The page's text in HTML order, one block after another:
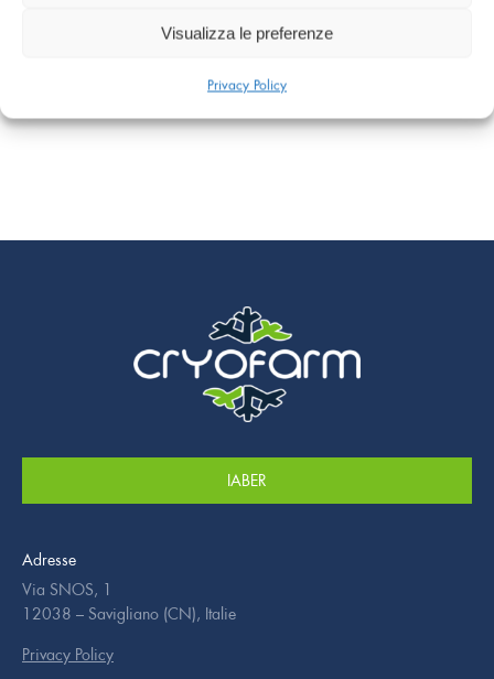
Visualizza le preferenze
Privacy Policy
IABER
Adresse
Via SNOS, 1
12038 – Savigliano (CN), Italie
Privacy Policy